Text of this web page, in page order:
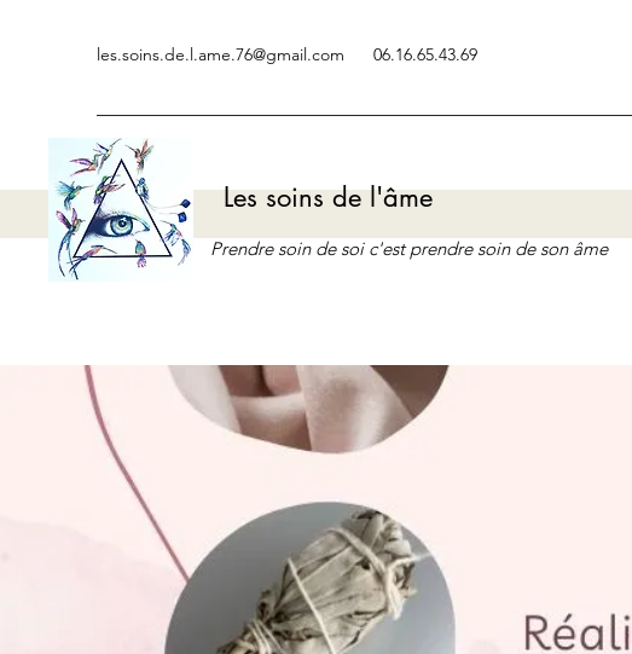
les.soins.de.l.ame.76@gmail.com 06.16.65.43.69
Les soins de l'âme
Prendre soin de soi c'est prendre soin de son âme